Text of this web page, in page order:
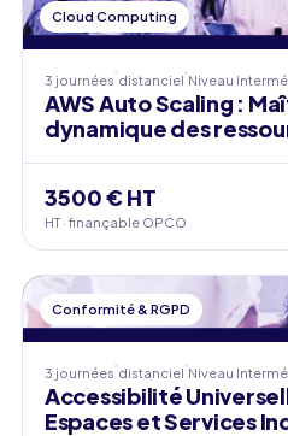
Cloud Computing
3 journées distanciel Niveau
AWS Auto Scaling :
dynamique des
3500 € HT
HT · finançable OPCO
Conformité & RGPD
3 journées distanciel Niveau
Accessibilité
Espaces et Services